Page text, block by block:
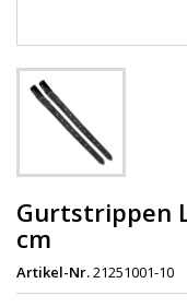
Gurtstrippen
cm
Artikel-Nr.21251001-10